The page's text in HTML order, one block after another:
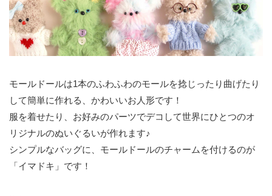
モールドールは1本のふわふわのモールを捻じったり曲げたり
して簡単に作れる、かわいいお人形です！
服を着せたり、お好みのパーツでデコして世界にひとつのオ
リジナルのぬいぐるいが作れます♪
シンプルなバッグに、モールドールのチャームを付けるのが
「イマドキ」です！